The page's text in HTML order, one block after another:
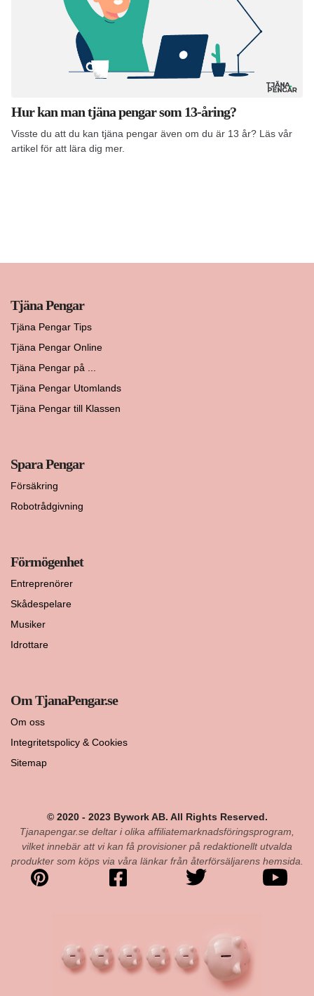
Hur kan man tjäna pengar som 13-åring?
Visste du att du kan tjäna pengar även om du är 13 år? Läs vår
artikel för att lära dig mer.
Tjäna Pengar
Tjäna Pengar Tips
Tjäna Pengar Online
Tjäna Pengar på ...
Tjäna Pengar Utomlands
Tjäna Pengar till Klassen
Spara Pengar
Försäkring
Robotrådgivning
Förmögenhet
Entreprenörer
Skådespelare
Musiker
Idrottare
Om TjanaPengar.se
Om oss
Integritetspolicy & Cookies
Sitemap
© 2020 - 2023 Bywork AB. All Rights Reserved.
Tjanapengar.se deltar i olika affiliatemarknadsföringsprogram,
vilket innebär att vi kan få provisioner på redaktionellt utvalda
produkter som köps via våra länkar från återförsäljarens hemsida.